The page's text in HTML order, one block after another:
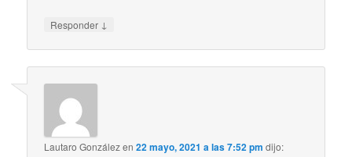
Responder ↓
Lautaro Gonzálezen22 mayo, 2021 a las 7:52 pm dijo: